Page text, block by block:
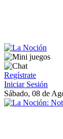
Regístrate
Iniciar Sesión
Sábado, 08 de